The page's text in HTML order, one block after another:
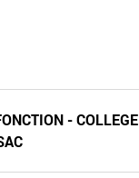
- COLLEGE